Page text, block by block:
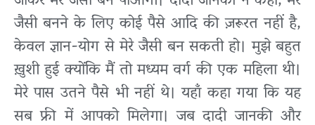
जैसी बनने के लिए कोई पैसे आदि की ज़रूरत नहीं है,
केवल ज्ञान-योग से मेरे जैसी बन सकती हो। मुझे बहुत
ख़ुशी हुई क्योंकि मैं तो मध्यम वर्ग की एक महिला थी।
मेरे पास उतने पैसे भी नहीं थे। यहाँ कहा गया कि यह
सब फ्री में आपको मिलेगा। जब दादी जानकी और